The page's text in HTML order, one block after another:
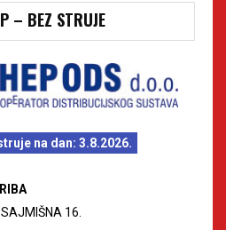
– BEZ STRUJE
na dan: 3.8.2026.
SAJMIŠNA 16.